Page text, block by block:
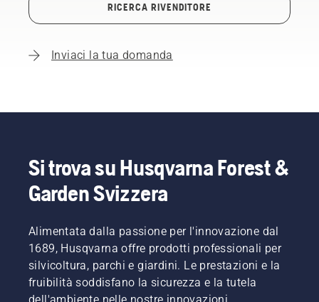
RICERCA RIVENDITORE
Inviaci la tua domanda
Si trova su Husqvarna Forest &
Garden Svizzera
Alimentata dalla passione per l'innovazione dal
1689, Husqvarna offre prodotti professionali per
silvicoltura, parchi e giardini. Le prestazioni e la
fruibilità soddisfano la sicurezza e la tutela
dell'ambiente nelle nostre innovazioni